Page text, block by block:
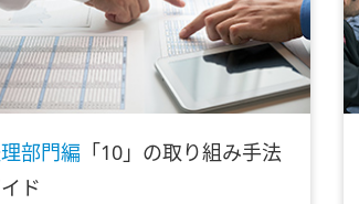
部門編 「10」の取り組み手法
ド